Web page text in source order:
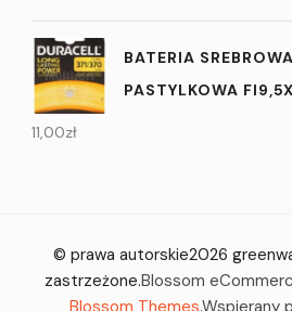
BATERIA
PASTYLKOWA
11,00zł
© prawa autorskie2026
zastrzeżone.Blossom